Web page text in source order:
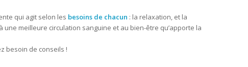
qui agit selon les besoins de chacun : la relaxation, et la
meilleure circulation sanguine et au bien-être qu’apporte la
besoin de conseils !